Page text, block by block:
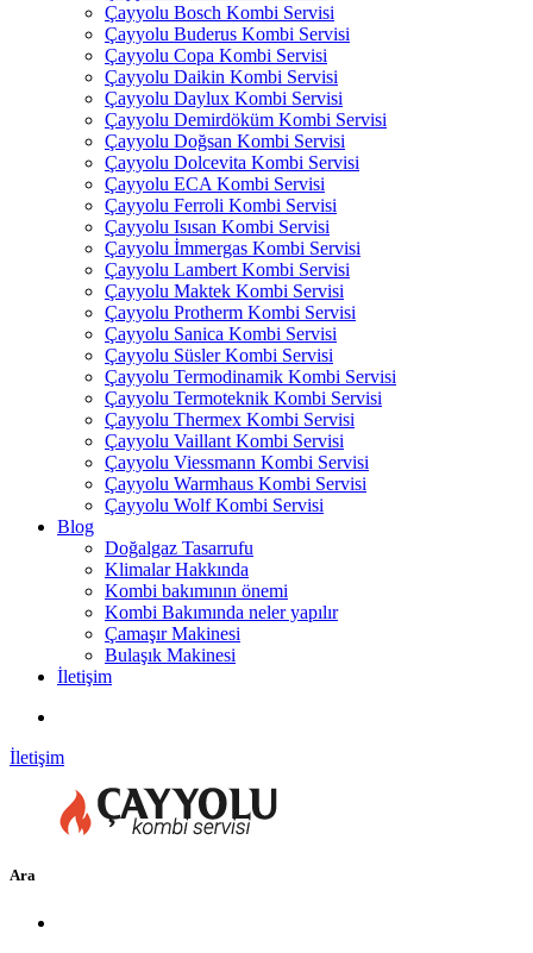
Çayyolu Bosch Kombi Servisi
Çayyolu Buderus Kombi Servisi
Çayyolu Copa Kombi Servisi
Çayyolu Daikin Kombi Servisi
Çayyolu Daylux Kombi Servisi
Çayyolu Demirdöküm Kombi Servisi
Çayyolu Doğsan Kombi Servisi
Çayyolu Dolcevita Kombi Servisi
Çayyolu ECA Kombi Servisi
Çayyolu Ferroli Kombi Servisi
Çayyolu Isısan Kombi Servisi
Çayyolu İmmergas Kombi Servisi
Çayyolu Lambert Kombi Servisi
Çayyolu Maktek Kombi Servisi
Çayyolu Protherm Kombi Servisi
Çayyolu Sanica Kombi Servisi
Çayyolu Süsler Kombi Servisi
Çayyolu Termodinamik Kombi Servisi
Çayyolu Termoteknik Kombi Servisi
Çayyolu Thermex Kombi Servisi
Çayyolu Vaillant Kombi Servisi
Çayyolu Viessmann Kombi Servisi
Çayyolu Warmhaus Kombi Servisi
Çayyolu Wolf Kombi Servisi
Blog
Doğalgaz Tasarrufu
Klimalar Hakkında
Kombi bakımının önemi
Kombi Bakımında neler yapılır
Çamaşır Makinesi
Bulaşık Makinesi
İletişim
İletişim
Ara